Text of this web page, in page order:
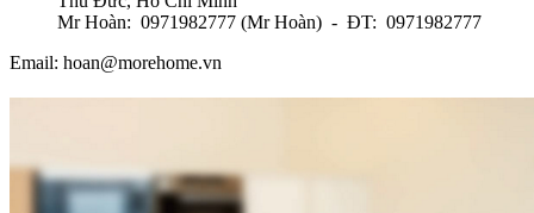
Mr Hoàn: 0971982777 (Mr Hoàn) - ĐT: 0971982777
Email: hoan@morehome.vn